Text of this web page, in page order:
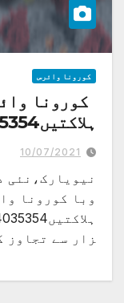
کورونا وائرس
کورونا
ہلاکتیں4035354ہوگئیں
10/07/2021
نیویارک،نئی
وبا کورونا
زار سے تجاوز